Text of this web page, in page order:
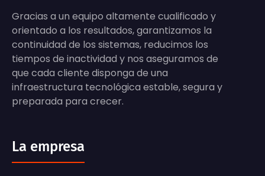
Gracias a un equipo altamente cualificado y
orientado a los resultados, garantizamos la
continuidad de los sistemas, reducimos los
tiempos de inactividad y nos aseguramos de
que cada cliente disponga de una
infraestructura tecnológica estable, segura y
preparada para crecer.
La empresa